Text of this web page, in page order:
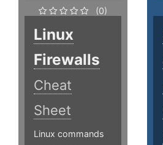
(0)
Linux
Firewalls
Cheat
Sheet
Linux commands